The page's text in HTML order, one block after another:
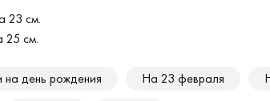
23 см.
25 см.
день рождения На 23 февраля